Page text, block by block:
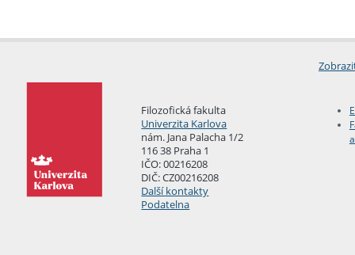
Filozofická fakulta
Univerzita Karlova
nám. Jana Palacha 1/2
116 38 Praha 1
IČO: 00216208
DIČ: CZ00216208
Další kontakty
Podatelna